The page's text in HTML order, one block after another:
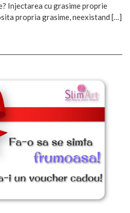
Injectarea cu grasime proprie
propria grasime, neexistand […]